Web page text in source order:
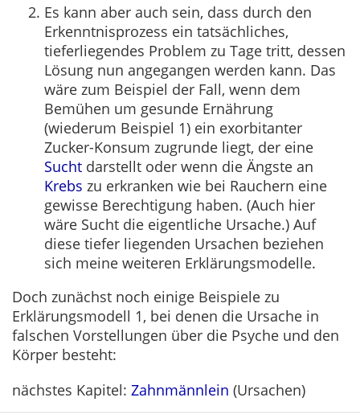
Es kann aber auch sein, dass durch den
Erkenntnisprozess ein tatsächliches,
tieferliegendes Problem zu Tage tritt, dessen
Lösung nun angegangen werden kann. Das
wäre zum Beispiel der Fall, wenn dem
Bemühen um gesunde Ernährung
(wiederum Beispiel 1) ein exorbitanter
Zucker-Konsum zugrunde liegt, der eine
Sucht darstellt oder wenn die Ängste an
Krebs zu erkranken wie bei Rauchern eine
gewisse Berechtigung haben. (Auch hier
wäre Sucht die eigentliche Ursache.) Auf
diese tiefer liegenden Ursachen beziehen
sich meine weiteren Erklärungsmodelle.
Doch zunächst noch einige Beispiele zu
Erklärungsmodell 1, bei denen die Ursache in
falschen Vorstellungen über die Psyche und den
Körper besteht:
nächstes Kapitel: Zahnmännlein (Ursachen)